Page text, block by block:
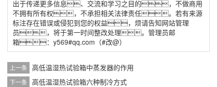
出于传递更多信息、交流和学习之目的，不做商用
不拥有所有权，不承担相关法律责任。若有来源
标注存在错误或侵犯到您的权益，烦请告知网站管理
员，将于第一时间整改处理。管理员邮
箱：y569#qq.com（#改@）
上一条 高低温湿热试验箱中蒸发器的作用
下一条 高低温湿热试验箱六种制冷方式